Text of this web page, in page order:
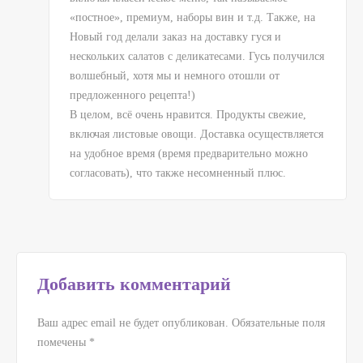
«постное», премиум, наборы вин и т.д. Также, на
Новый год делали заказ на доставку гуся и
нескольких салатов с деликатесами. Гусь получился
волшебный, хотя мы и немного отошли от
предложенного рецепта!)
В целом, всё очень нравится. Продукты свежие,
включая листовые овощи. Доставка осуществляется
на удобное время (время предварительно можно
согласовать), что также несомненный плюс.
Добавить комментарий
Ваш адрес email не будет опубликован. Обязательные поля
помечены *